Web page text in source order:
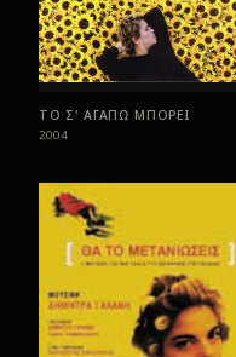
ΤΟ Σ' ΑΓΑΠΩ ΜΠΟΡΕΙ
2004